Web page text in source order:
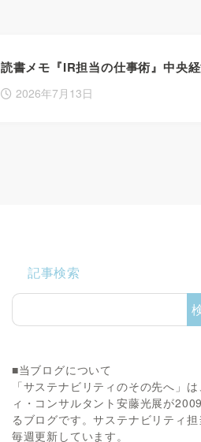
読書メモ『IR担当の仕事術』中央
2026年7月13日
記事検索
■当ブログについて
「サステナビリティのその先へ」
ィ・コンサルタント安藤光展が
るブログです。サステナビリティ
毎週更新しています。